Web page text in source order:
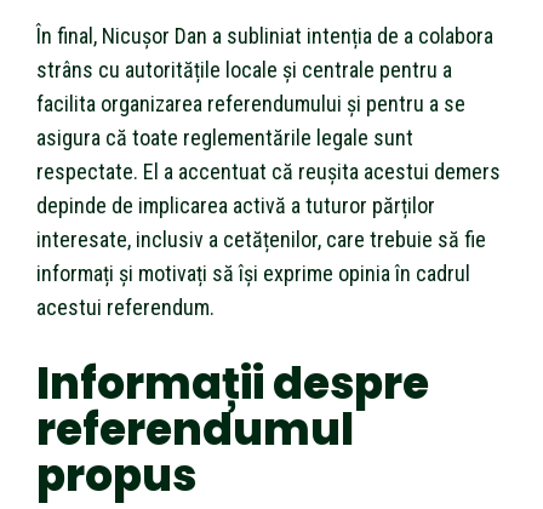
În final, Nicușor Dan a subliniat intenția de a colabora
strâns cu autoritățile locale și centrale pentru a
facilita organizarea referendumului și pentru a se
asigura că toate reglementările legale sunt
respectate. El a accentuat că reușita acestui demers
depinde de implicarea activă a tuturor părților
interesate, inclusiv a cetățenilor, care trebuie să fie
informați și motivați să își exprime opinia în cadrul
acestui referendum.
Informații despre
referendumul
propus